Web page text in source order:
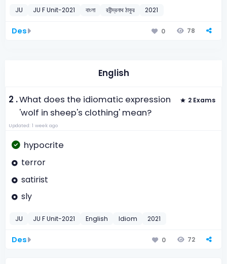
JU JU F Unit-2021 বাংলা রবীন্দ্রনাথ ঠাকুর 2021
Des 0 78
English
2 .What does the idiomatic expression
'wolf in sheep's clothing' mean?
2 Exams
Updated: 1 week ago
hypocrite
terror
satirist
sly
JU JU F Unit-2021 English Idiom 2021
Des 0 72